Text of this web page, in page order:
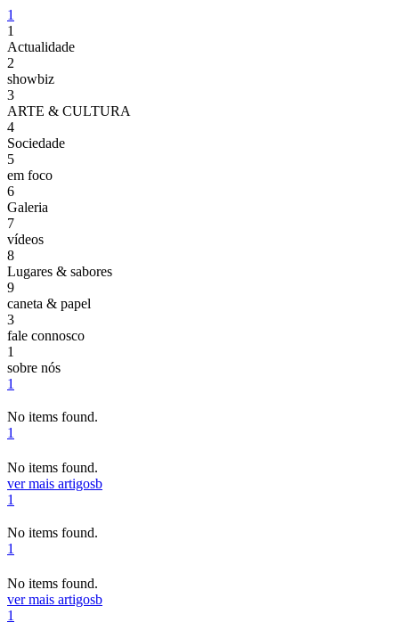
1
1
Actualidade
2
showbiz
3
ARTE & CULTURA
4
Sociedade
5
em foco
6
Galeria
7
vídeos
8
Lugares & sabores
9
caneta & papel
3
fale connosco
1
sobre nós
1
No items found.
1
No items found.
ver mais artigosb
1
No items found.
1
No items found.
ver mais artigosb
1